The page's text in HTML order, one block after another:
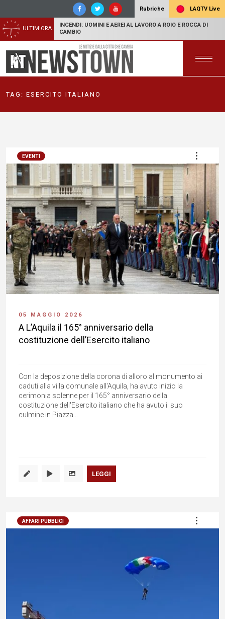
Rubriche LAQTV Live
ULTIM'ORA
INCENDI: UOMINI E AEREI AL LAVORO A ROIO E ROCCA DI
CAMBIO
TAG: ESERCITO ITALIANO
EVENTI
05 MAGGIO 2026
A L’Aquila il 165° anniversario della
costituzione dell’Esercito italiano
Con la deposizione della corona di alloro al monumento ai
caduti alla villa comunale all'Aquila, ha avuto inizio la
cerimonia solenne per il 165° anniversario della
costituzione dell'Esercito italiano che ha avuto il suo
culmine in Piazza...
LEGGI
AFFARI PUBBLICI